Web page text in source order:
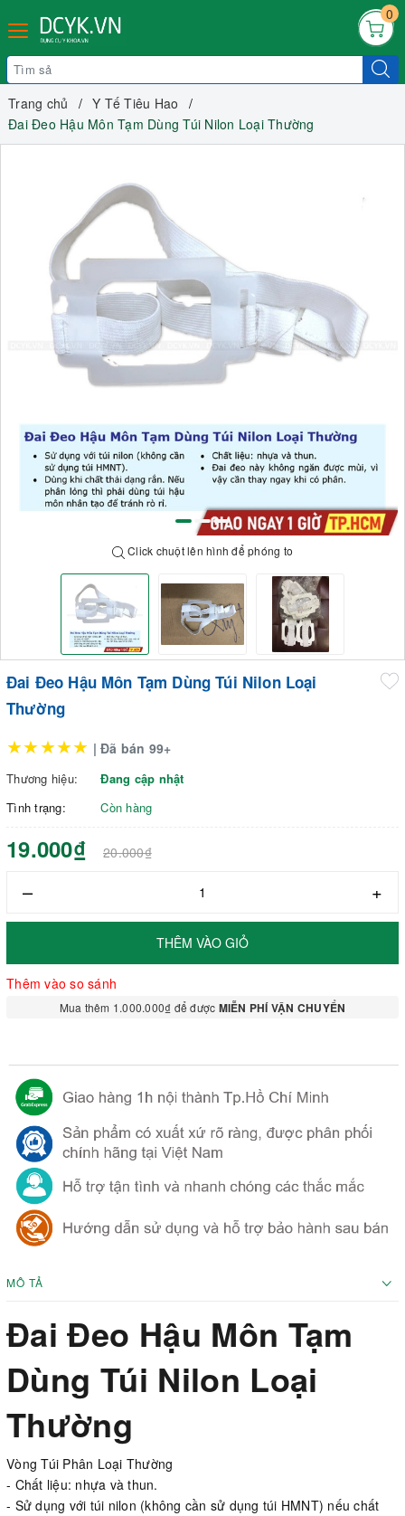
0
Trang chủ
Y Tế Tiêu Hao
Đai Đeo Hậu Môn Tạm Dùng Túi Nilon Loại Thường
Click chuột lên hình để phóng to
Đai Đeo Hậu Môn Tạm Dùng Túi Nilon Loại
Thường
★★★★★ | Đã bán 99+
Thương hiệu:
Đang cập nhật
Tình trạng:
Còn hàng
19.000₫ 20.000₫
– +
THÊM VÀO GIỎ
Thêm vào so sánh
Mua thêm 1.000.000₫ để được MIỄN PHÍ VẬN CHUYỂN
MÔ TẢ
Đai Đeo Hậu Môn Tạm
Dùng Túi Nilon Loại
Thường
Vòng Túi Phân Loại Thường
- Chất liệu: nhựa và thun.
- Sử dụng với túi nilon (không cần sử dụng túi HMNT) nếu chất